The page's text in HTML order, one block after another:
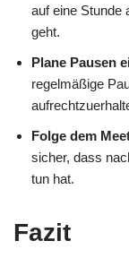
auf eine Stunde
geht.
Plane Pausen
regelmäßige
Folge dem
sicher, dass
tun hat.
Fazit